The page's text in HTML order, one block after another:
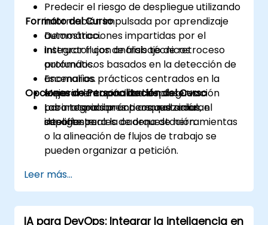
Predecir el riesgo de despliegue utilizando
información impulsada por aprendizaje
automático.
Integrar flujos de trabajo de retroceso
automáticos basados en la detección de
anomalías.
Mejorar la capacidad de observación
para respaldar una orquestación
inteligente.
Formato del Curso
Demostraciones impartidas por el
instructor con análisis técnicos
profundos.
Escenarios prácticos centrados en la
experimentación de despliegues.
Laboratorios prácticos que simulan
desafíos reales de orquestación.
Opciones de Personalización del Curso
Las integraciones personalizadas, el
soporte para la cadena de herramientas
o la alineación de flujos de trabajo se
pueden organizar a petición.
Leer más...
IA para DevOps: Integrar la inteligencia en